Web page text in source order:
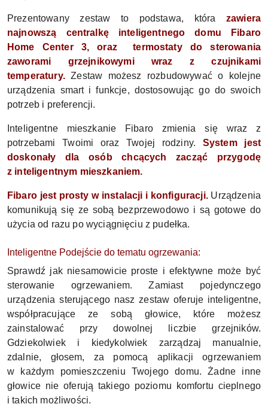
Prezentowany zestaw to podstawa, która zawiera
najnowszą centralkę inteligentnego domu Fibaro
Home Center 3, oraz termostaty do sterowania
zaworami grzejnikowymi wraz z czujnikami
temperatury.Zestaw możesz rozbudowywać o kolejne
urządzenia smart i funkcje, dostosowując go do swoich
potrzeb i preferencji.
Inteligentne mieszkanie Fibaro zmienia się wraz z
potrzebami Twoimi oraz Twojej rodziny. System jest
doskonały dla osób chcących zacząć przygodę
z inteligentnym mieszkaniem.
Fibaro jest prosty w instalacji i konfiguracji.Urządzenia
komunikują się ze sobą bezprzewodowo i są gotowe do
użycia od razu po wyciągnięciu z pudełka.
Inteligentne Podejście do tematu ogrzewania:
Sprawdź jak niesamowicie proste i efektywne może być
sterowanie ogrzewaniem. Zamiast pojedynczego
urządzenia sterującego nasz zestaw oferuje inteligentne,
współpracujące ze sobą głowice, które możesz
zainstalować przy dowolnej liczbie grzejników.
Gdziekolwiek i kiedykolwiek zarządzaj manualnie,
zdalnie, głosem, za pomocą aplikacji ogrzewaniem
w każdym pomieszczeniu Twojego domu. Żadne inne
głowice nie oferują takiego poziomu komfortu cieplnego
i takich możliwości.